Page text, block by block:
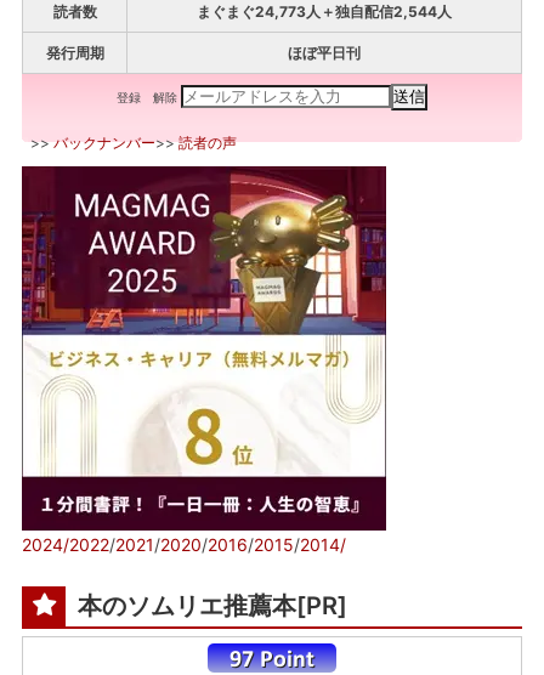
読者数 まぐまぐ24,773人＋独自配信2,544人
発行周期 ほぼ平日刊
登録 解除
>>バックナンバー>>読者の声
2024/2022/2021/2020/2016/2015/2014/
本のソムリエ推薦本[PR]